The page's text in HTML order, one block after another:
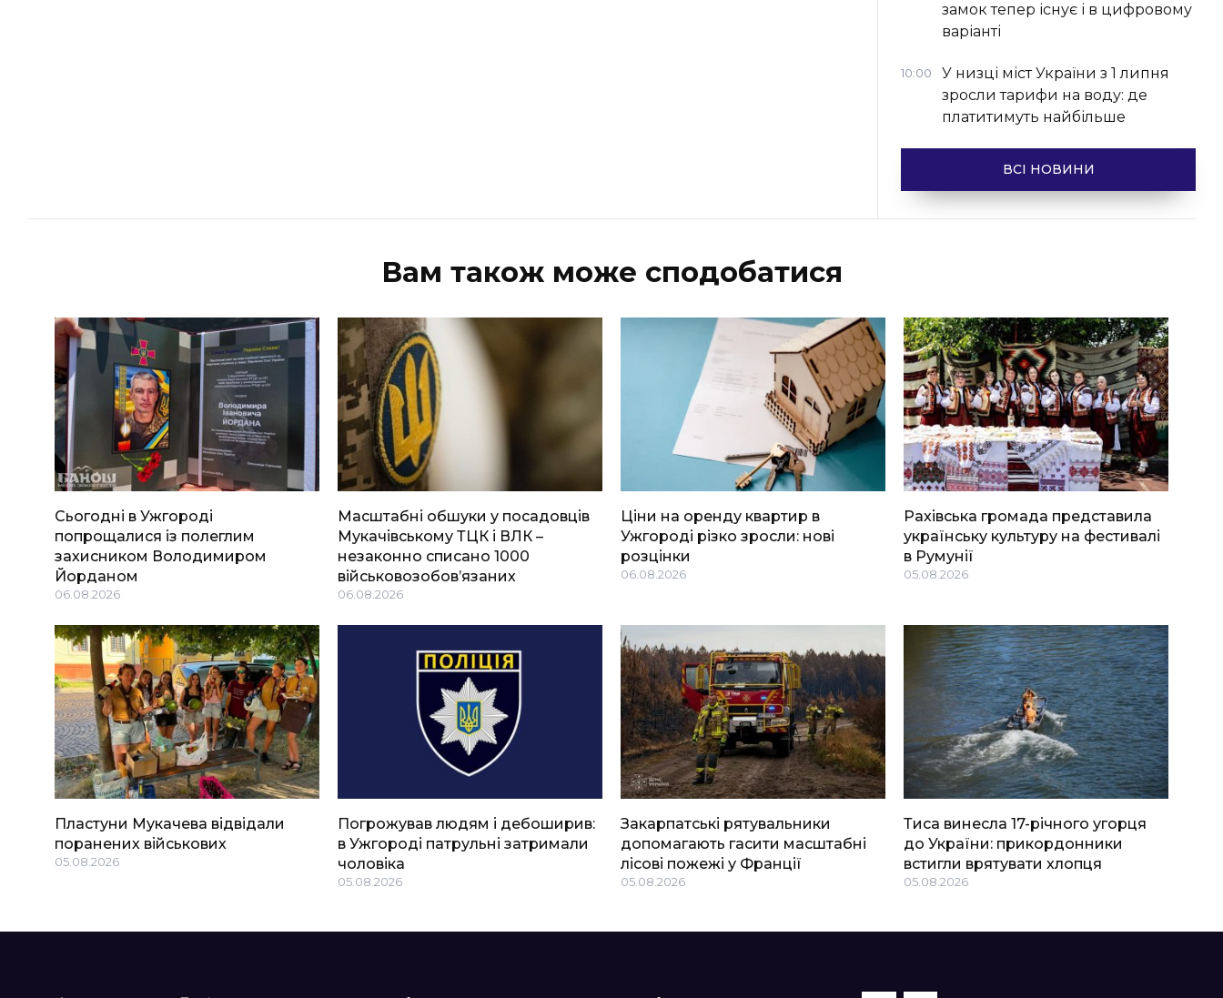
замок тепер існує і в цифровому
варіанті
10:00
У низці міст України з 1 липня
зросли тарифи на воду: де
платитимуть найбільше
ВСІ НОВИНИ
Вам також може сподобатися
Сьогодні в Ужгороді
попрощалися із полеглим
захисником Володимиром
Йорданом
06.08.2026
Масштабні обшуки у посадовців
Мукачівському ТЦК і ВЛК –
незаконно списано 1000
військовозобов’язаних
06.08.2026
Ціни на оренду квартир в
Ужгороді різко зросли: нові
розцінки
06.08.2026
Рахівська громада представила
українську культуру на фестивалі
в Румунії
05.08.2026
Пластуни Мукачева відвідали
поранених військових
05.08.2026
Погрожував людям і дебоширив:
в Ужгороді патрульні затримали
чоловіка
05.08.2026
Закарпатські рятувальники
допомагають гасити масштабні
лісові пожежі у Франції
05.08.2026
Тиса винесла 17-річного угорця
до України: прикордонники
встигли врятувати хлопця
05.08.2026